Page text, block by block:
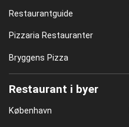
Restaurantguide
Pizzaria Restauranter
Bryggens Pizza
Restaurant i byer
København